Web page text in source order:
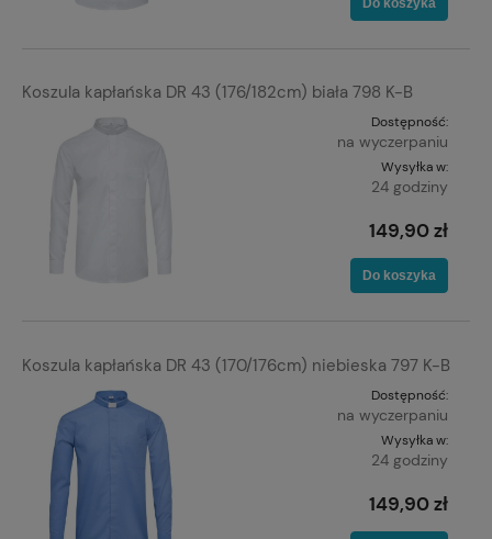
Koszula kapłańska DR 43 (176/182cm) biała 798 K-B
Dostępność:
na wyczerpaniu
Wysyłka w:
24 godziny
149,90 zł
Do koszyka
Koszula kapłańska DR 43 (170/176cm) niebieska 797 K-B
Dostępność:
na wyczerpaniu
Wysyłka w:
24 godziny
149,90 zł